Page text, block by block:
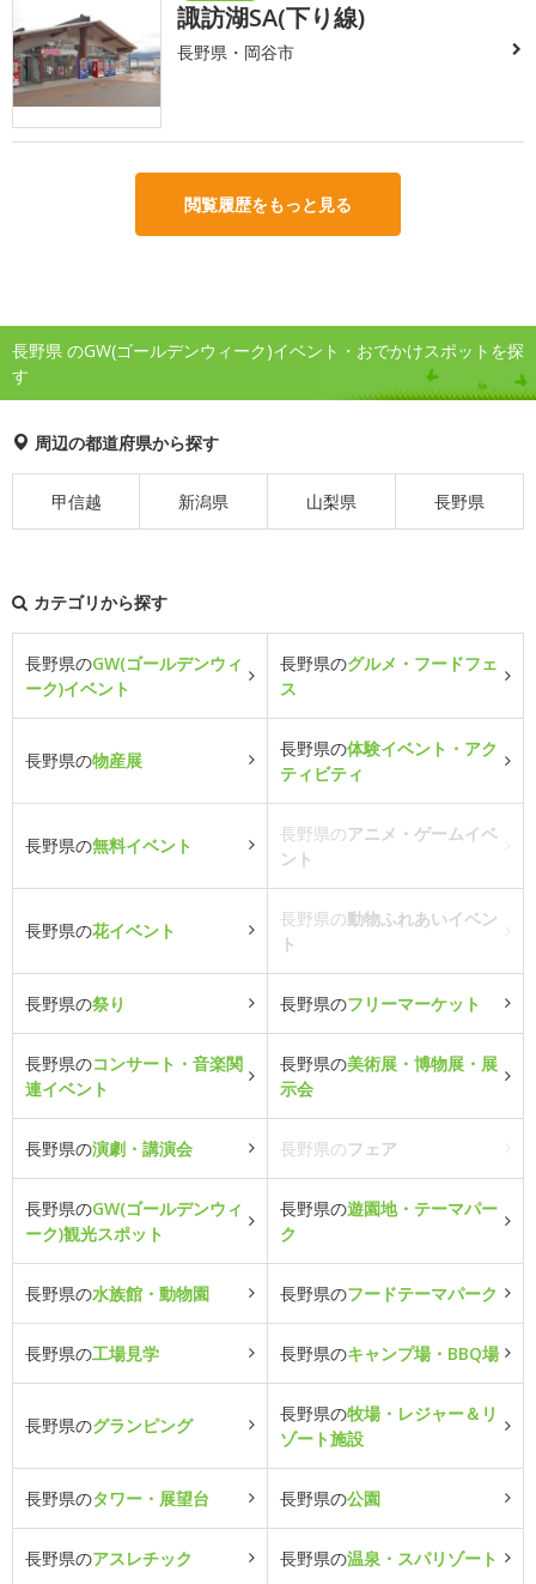
諏訪湖SA(下り線)
長野県・岡谷市
閲覧履歴をもっと見る
長野県 のGW(ゴールデンウィーク)イベント・おでかけスポットを探
す
周辺の都道府県から探す
甲信越 新潟県 山梨県 長野県
カテゴリから探す
長野県のGW(ゴールデンウィ
ーク)イベント
長野県のグルメ・フードフェ
ス
長野県の物産展
長野県の体験イベント・アク
ティビティ
長野県の無料イベント
長野県のアニメ・ゲームイベ
ント
長野県の花イベント
長野県の動物ふれあいイベン
ト
長野県の祭り 長野県のフリーマーケット
長野県のコンサート・音楽関
連イベント
長野県の美術展・博物展・展
示会
長野県の演劇・講演会 長野県のフェア
長野県のGW(ゴールデンウィ
ーク)観光スポット
長野県の遊園地・テーマパー
ク
長野県の水族館・動物園 長野県のフードテーマパーク
長野県の工場見学 長野県のキャンプ場・BBQ場
長野県のグランピング
長野県の牧場・レジャー＆リ
ゾート施設
長野県のタワー・展望台 長野県の公園
長野県のアスレチック 長野県の温泉・スパリゾート